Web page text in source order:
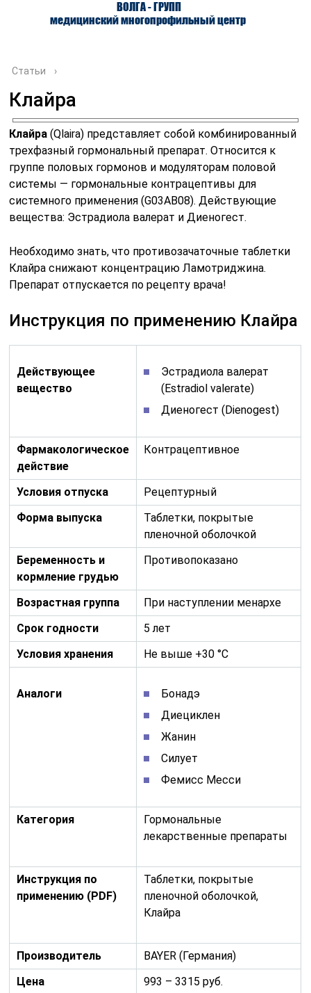
ВОЛГА - ГРУПП
медицинский многопрофильный центр
О ЦЕНТРЕ ВРАЧИ УСЛУГИ
Статьи ›
Клайра
Клайра (Qlaira) представляет собой комбинированный
трехфазный гормональный препарат. Относится к
группе половых гормонов и модуляторам половой
системы — гормональные контрацептивы для
системного применения (G03AB08). Действующие
вещества: Эстрадиола валерат и Диеногест.
Необходимо знать, что противозачаточные таблетки
Клайра снижают концентрацию Ламотриджина.
Препарат отпускается по рецепту врача!
Инструкция по применению Клайра
Действующее
вещество
Эстрадиола валерат
(Estradiol valerate)
Диеногест (Dienogest)
Фармакологическое
действие
Контрацептивное
Условия отпуска
Рецептурный
Форма выпуска
Таблетки, покрытые
пленочной оболочкой
Беременность и
кормление грудью
Противопоказано
Возрастная группа
При наступлении менархе
Срок годности
5 лет
Условия хранения
Не выше +30 °C
Аналоги
Бонадэ
Диециклен
Жанин
Силует
Фемисс Месси
Категория
Гормональные
лекарственные препараты
Инструкция по
применению (PDF)
Таблетки, покрытые
пленочной оболочкой,
Клайра
Производитель
BAYER (Германия)
Цена
993 – 3315 руб.